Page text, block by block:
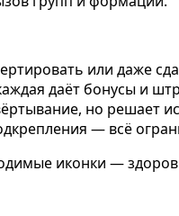
или даже
даёт бонусы и
но решает
— всё
иконки —